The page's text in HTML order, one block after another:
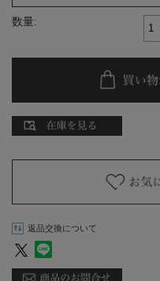
数量:
返品交換について